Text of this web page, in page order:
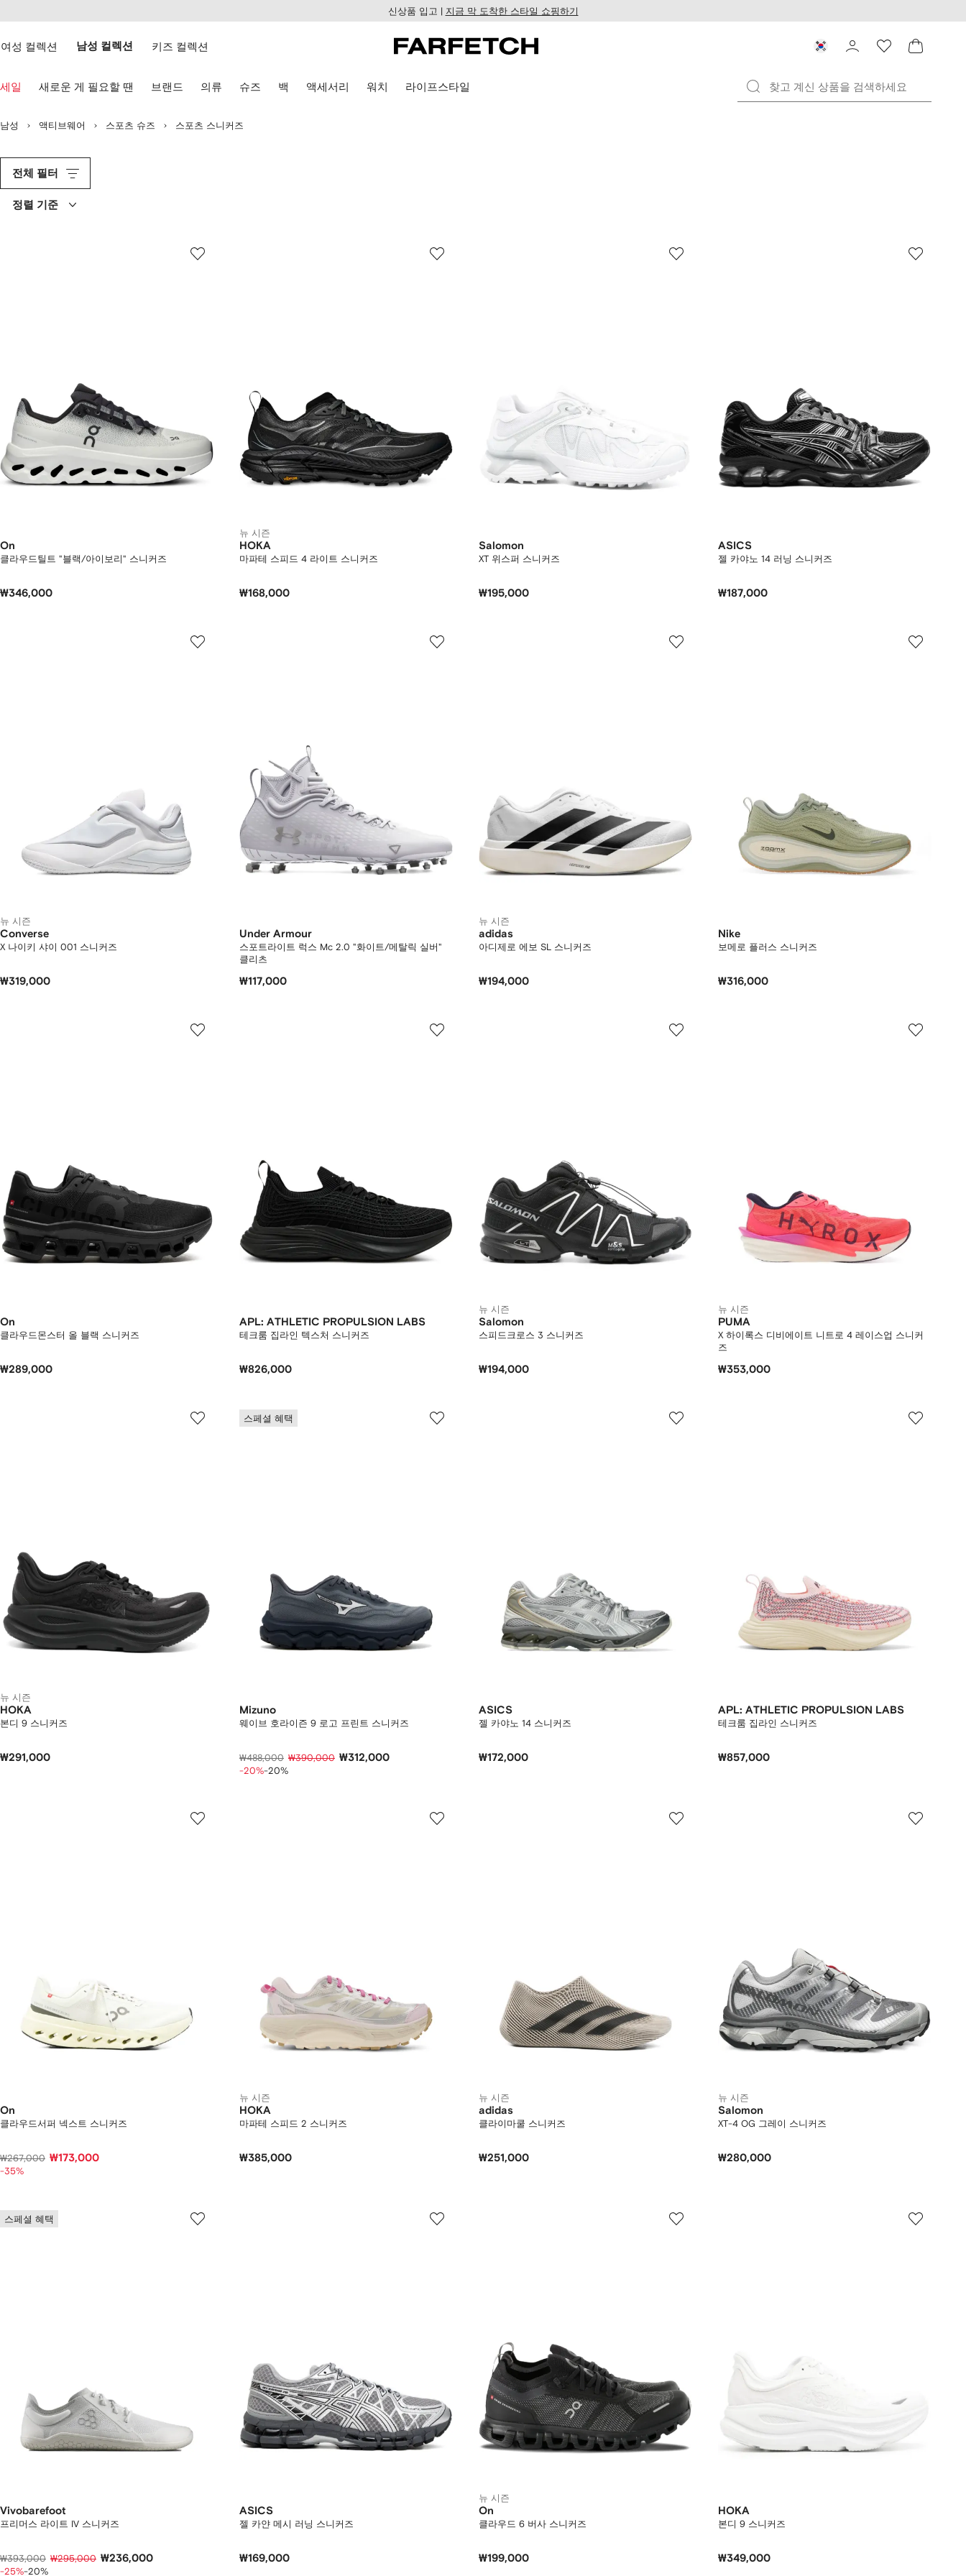
건
너
기
웹
근
신상품 입고 | 지금 막 도착한 스타일 쇼핑하기
여성 컬렉션 남성 컬렉션 키즈 컬렉션
세일 새로운 게 필요할 땐 브랜드 의류 슈즈 백 액세서리 워치 라이프스타일
남성 액티브웨어 스포츠 슈즈 스포츠 스니커즈
전체 필터
정렬 기준
On
클라우드틸트 "블랙/아이보리" 스니커즈
₩346,000
뉴 시즌
HOKA
마파테 스피드 4 라이트 스니커즈
₩168,000
Salomon
XT 위스퍼 스니커즈
₩195,000
ASICS
젤 카야노 14 러닝 스니커즈
₩187,000
뉴 시즌
Converse
X 나이키 샤이 001 스니커즈
₩319,000
Under Armour
스포트라이트 럭스 Mc 2.0 "화이트/메탈릭 실버"
클리츠
₩117,000
뉴 시즌
adidas
아디제로 에보 SL 스니커즈
₩194,000
Nike
보메로 플러스 스니커즈
₩316,000
On
클라우드몬스터 올 블랙 스니커즈
₩289,000
APL: ATHLETIC PROPULSION LABS
테크룸 집라인 텍스처 스니커즈
₩826,000
뉴 시즌
Salomon
스피드크로스 3 스니커즈
₩194,000
뉴 시즌
PUMA
X 하이록스 디비에이트 니트로 4 레이스업 스니커
즈
₩353,000
뉴 시즌
HOKA
본디 9 스니커즈
₩291,000
스페셜 혜택
Mizuno
웨이브 호라이즌 9 로고 프린트 스니커즈
₩488,000 ₩390,000 ₩312,000
-20%-20%
ASICS
젤 카야노 14 스니커즈
₩172,000
APL: ATHLETIC PROPULSION LABS
테크룸 집라인 스니커즈
₩857,000
On
클라우드서퍼 넥스트 스니커즈
₩267,000 ₩173,000
-35%
뉴 시즌
HOKA
마파테 스피드 2 스니커즈
₩385,000
뉴 시즌
adidas
클라이마쿨 스니커즈
₩251,000
뉴 시즌
Salomon
XT-4 OG 그레이 스니커즈
₩280,000
스페셜 혜택
Vivobarefoot
프리머스 라이트 IV 스니커즈
₩393,000 ₩295,000 ₩236,000
-25%-20%
ASICS
젤 카얀 메시 러닝 스니커즈
₩169,000
뉴 시즌
On
클라우드 6 버사 스니커즈
₩199,000
HOKA
본디 9 스니커즈
₩349,000